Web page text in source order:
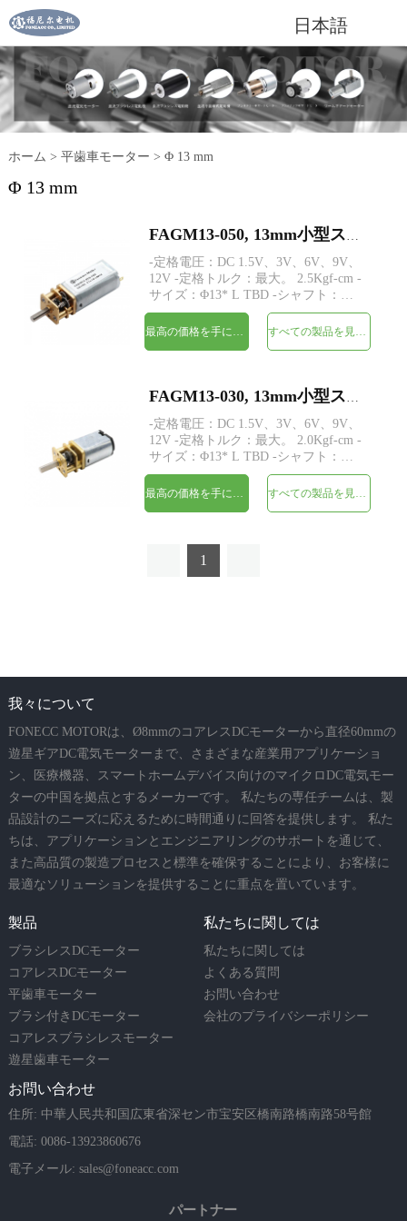
日本語
ホーム > 平歯車モーター > Φ 13 mm
Φ 13 mm
-定格電圧：DC 1.5V、3V、6V、9V、
12V -定格トルク：最大。 2.5Kgf-cm -
サイズ：Φ13* L TBD -シャフト：
Φ3mmDカット0.5mm、M3、M4、カ
スタム -エンコーダ：磁気エンコーダ
-定格電圧：DC 1.5V、3V、6V、9V、
12V -定格トルク：最大。 2.0Kgf-cm -
サイズ：Φ13* L TBD -シャフト：
Φ3mmDカット0.5mm、M3、M4、カ
スタム -エンコーダ：磁気エンコーダ
1
我々について
FONECC MOTORは、Ø8mmのコアレスDCモーターから直径60mmの
遊星ギアDC電気モーターまで、さまざまな産業用アプリケーショ
ン、医療機器、スマートホームデバイス向けのマイクロDC電気モー
ターの中国を拠点とするメーカーです。 私たちの専任チームは、製
品設計のニーズに応えるために時間通りに回答を提供します。 私た
ちは、アプリケーションとエンジニアリングのサポートを通じて、
また高品質の製造プロセスと標準を確保することにより、お客様に
最適なソリューションを提供することに重点を置いています。
製品
ブラシレスDCモーター
コアレスDCモーター
平歯車モーター
ブラシ付きDCモーター
コアレスブラシレスモーター
遊星歯車モーター
私たちに関しては
私たちに関しては
よくある質問
お問い合わせ
会社のプライバシーポリシー
お問い合わせ
住所: 中華人民共和国広東省深セン市宝安区橋南路橋南路58号館
電話: 0086-13923860676
電子メール: sales@foneacc.com
パートナー